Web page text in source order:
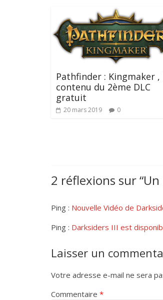
Pathfinder : Kingmaker ,
contenu du 2ème DLC
gratuit
20 mars 2019 0
2 réflexions sur “Un
Ping : Nouvelle Vidéo de
Ping : Darksiders III est
Laisser un
Votre adresse e-mail ne sera
Commentaire *